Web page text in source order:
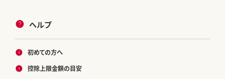
ヘルプ
初めての方へ
控除上限金額の目安